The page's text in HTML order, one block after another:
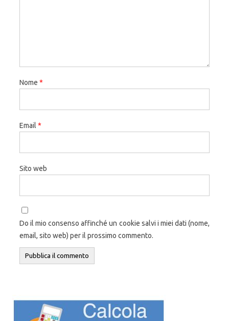
Nome *
Email *
Sito web
Do il mio consenso affinché un cookie salvi i miei dati (nome,
email, sito web) per il prossimo commento.